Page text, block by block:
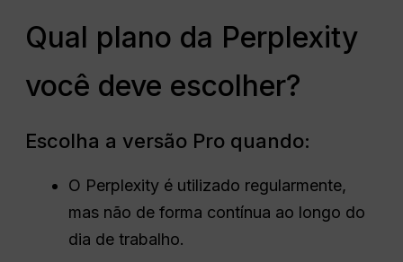
Qual plano da Perplexity
você deve escolher?
Escolha a versão Pro quando:
O Perplexity é utilizado regularmente,
mas não de forma contínua ao longo do
dia de trabalho.